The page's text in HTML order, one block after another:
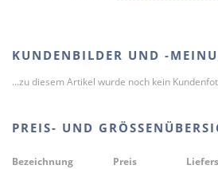
KUNDENBILDER UND -
...zu diesem Artikel wurde noch kein
PREIS- UND
Bezeichnung Preis